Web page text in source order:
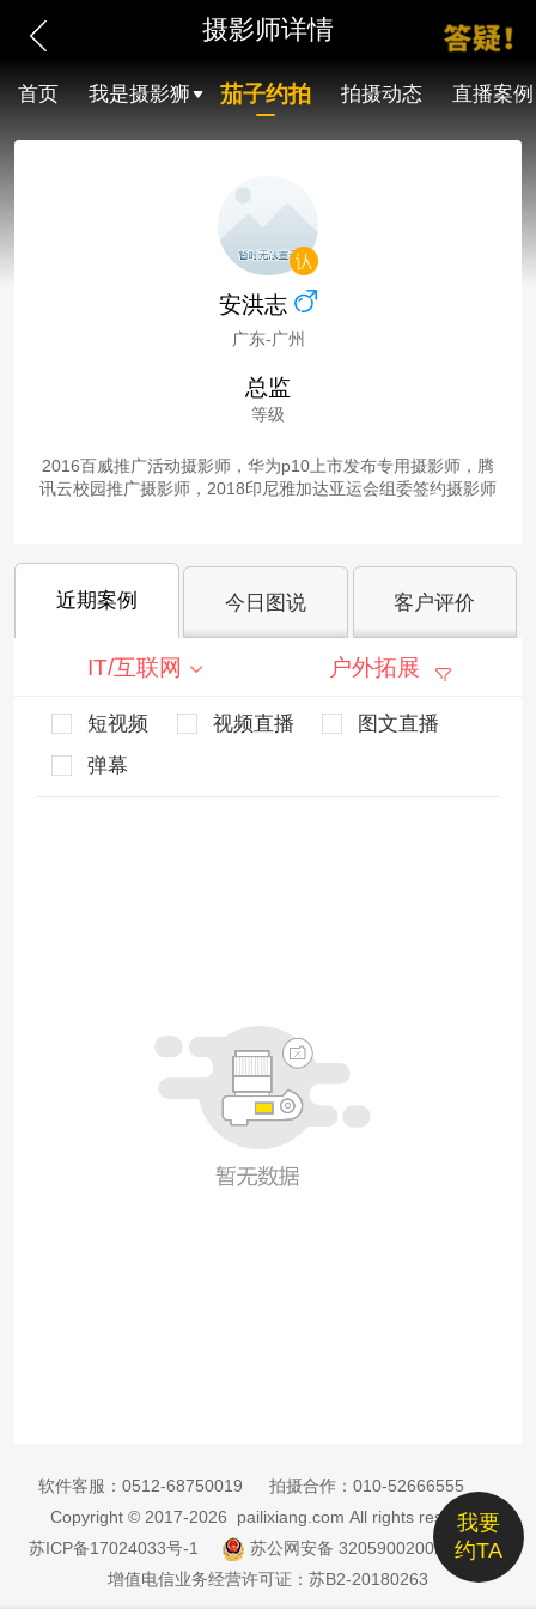
摄影师详情
首页 我是摄影狮 茄子约拍 拍摄动态 直播案例
安洪志
广东-广州
总监
等级
2016百威推广活动摄影师，华为p10上市发布专用摄影师，腾
讯云校园推广摄影师，2018印尼雅加达亚运会组委签约摄影师
近期案例 今日图说 客户评价
IT/互联网 户外拓展
短视频 视频直播
图文直播
弹幕
我要
约TA
软件客服： 0512-68750019 拍摄合作： 010-52666555
Copyright © 2017-2026 pailixiang.com All rights reserved
苏ICP备17024033号-1
苏公网安备 32059002002885号
增值电信业务经营许可证：苏B2-20180263